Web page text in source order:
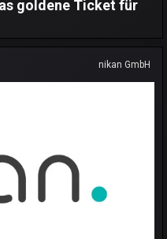
goldene Ticket für
nikan GmbH